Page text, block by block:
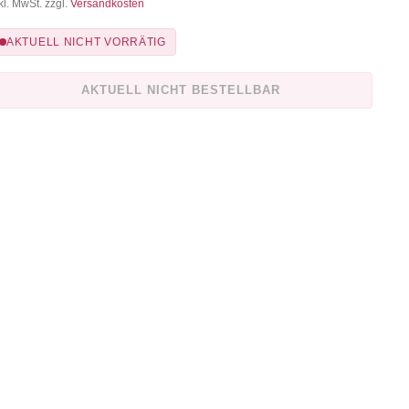
MwSt. zzgl. Versandkosten
AKTUELL NICHT VORRÄTIG
AKTUELL NICHT BESTELLBAR